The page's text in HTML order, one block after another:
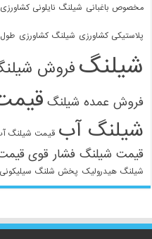
مخصوص باغبانی شیلنگ نایلونی کشاورزی
پلاستیکی کشاورزی شیلنگ کشاورزی
شیلنگ فروش
فروش عمده شیلنگ
شیلنگ آب قیمت شیلنگ
قیمت شیلنگ فشار قوی
شیلنگ هیدرولیک پخش شلنگ سیلیکونی